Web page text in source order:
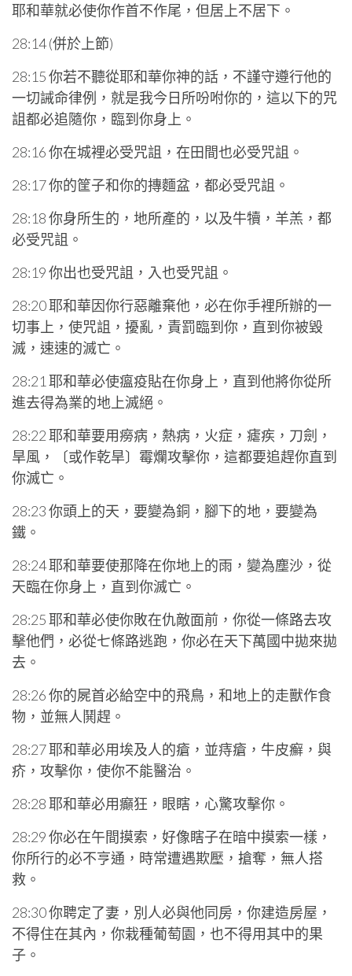
耶和華就必使你作首不作尾，但居上不居下。
28:14 (併於上節)
28:15 你若不聽從耶和華你神的話，不謹守遵行他的
一切誡命律例，就是我今日所吩咐你的，這以下的咒
詛都必追隨你，臨到你身上。
28:16 你在城裡必受咒詛，在田間也必受咒詛。
28:17 你的筐子和你的摶麵盆，都必受咒詛。
28:18 你身所生的，地所產的，以及牛犢，羊羔，都
必受咒詛。
28:19 你出也受咒詛，入也受咒詛。
28:20 耶和華因你行惡離棄他，必在你手裡所辦的一
切事上，使咒詛，擾亂，責罰臨到你，直到你被毀
滅，速速的滅亡。
28:21 耶和華必使瘟疫貼在你身上，直到他將你從所
進去得為業的地上滅絕。
28:22 耶和華要用癆病，熱病，火症，瘧疾，刀劍，
旱風，〔或作乾旱〕霉爛攻擊你，這都要追趕你直到
你滅亡。
28:23 你頭上的天，要變為銅，腳下的地，要變為
鐵。
28:24 耶和華要使那降在你地上的雨，變為塵沙，從
天臨在你身上，直到你滅亡。
28:25 耶和華必使你敗在仇敵面前，你從一條路去攻
擊他們，必從七條路逃跑，你必在天下萬國中拋來拋
去。
28:26 你的屍首必給空中的飛鳥，和地上的走獸作食
物，並無人鬨趕。
28:27 耶和華必用埃及人的瘡，並痔瘡，牛皮癬，與
疥，攻擊你，使你不能醫治。
28:28 耶和華必用癲狂，眼瞎，心驚攻擊你。
28:29 你必在午間摸索，好像瞎子在暗中摸索一樣，
你所行的必不亨通，時常遭遇欺壓，搶奪，無人搭
救。
28:30 你聘定了妻，別人必與他同房，你建造房屋，
不得住在其內，你栽種葡萄園，也不得用其中的果
子。